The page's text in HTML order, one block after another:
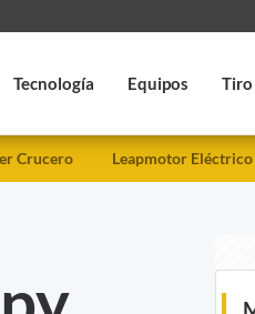
Tecnología Equipos Tiro
Crucero Leapmotor Eléctrico